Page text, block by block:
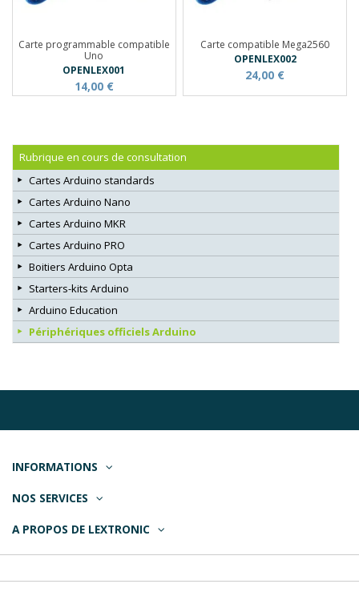
Carte programmable compatible
Uno
OPENLEX001
14,00 €
Carte compatible Mega2560
OPENLEX002
24,00 €
Rubrique en cours de consultation
Cartes Arduino standards
Cartes Arduino Nano
Cartes Arduino MKR
Cartes Arduino PRO
Boitiers Arduino Opta
Starters-kits Arduino
Arduino Education
Périphériques officiels Arduino
INFORMATIONS
NOS SERVICES
A PROPOS DE LEXTRONIC